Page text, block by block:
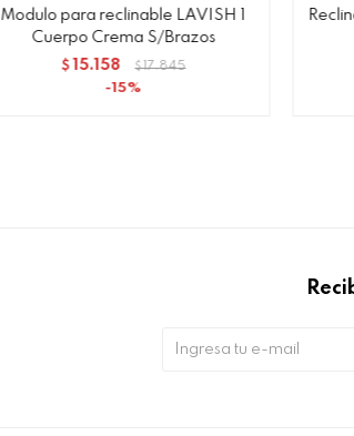
Modulo para reclinable LAVISH 1
Cuerpo Crema S/Brazos
$ 15.158 $ 17.845
15